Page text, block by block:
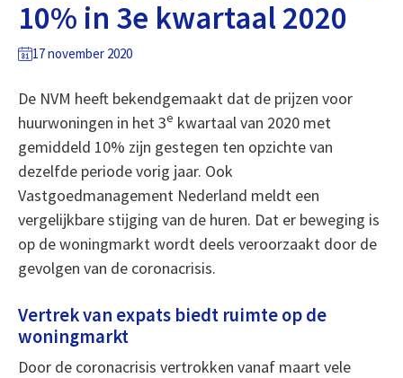
10% in 3e kwartaal 2020
17 november 2020
De NVM heeft bekendgemaakt dat de prijzen voor
huurwoningen in het 3e kwartaal van 2020 met
gemiddeld 10% zijn gestegen ten opzichte van
dezelfde periode vorig jaar. Ook
Vastgoedmanagement Nederland meldt een
vergelijkbare stijging van de huren. Dat er beweging is
op de woningmarkt wordt deels veroorzaakt door de
gevolgen van de coronacrisis.
Vertrek van expats biedt ruimte op de
woningmarkt
Door de coronacrisis vertrokken vanaf maart vele